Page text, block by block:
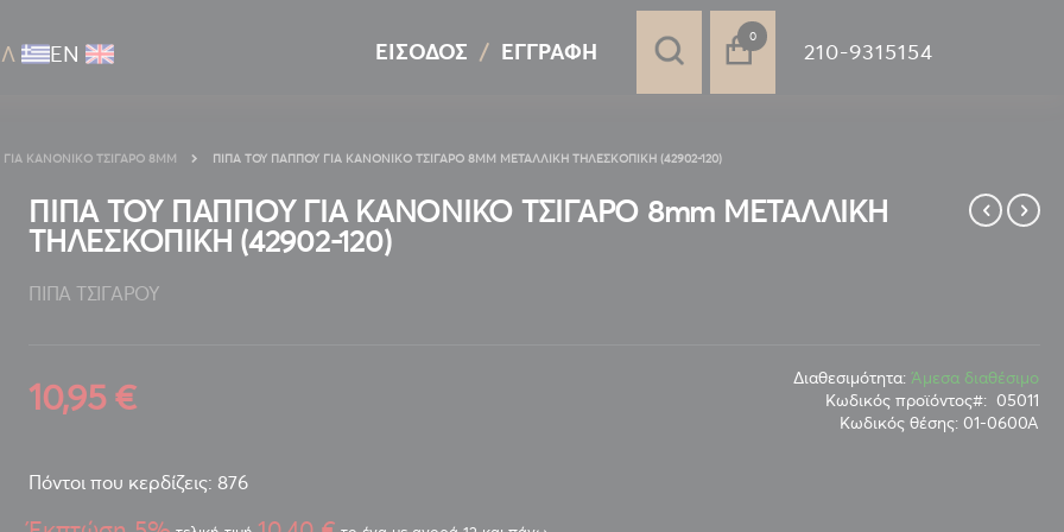
ΕΝ
0στοιχεία
ΕΊΣΟΔΟΣ ΕΓΓΡΑΦΉ 210-9315154
ΓΙΑ ΚΑΝΟΝΙΚΌ ΤΣΙΓΆΡΟ 8MM ΠΙΠΑ ΤΟΥ ΠΑΠΠΟΥ ΓΙΑ ΚΑΝΟΝΙΚΟ ΤΣΙΓΑΡΟ 8MM ΜΕΤΑΛΛΙΚΗ ΤΗΛΕΣΚΟΠΙΚΗ (42902-120)
ΠΙΠΑ ΤΟΥ ΠΑΠΠΟΥ ΓΙΑ ΚΑΝΟΝΙΚΟ ΤΣΙΓΑΡΟ 8mm ΜΕΤΑΛΛΙΚΗ
ΤΗΛΕΣΚΟΠΙΚΗ (42902-120)
ΠΙΠΑ ΤΣΙΓΑΡΟΥ
10,95 € Διαθεσιμότητα: Άμεσα διαθέσιμο
Κωδικός προϊόντος
05011
Κωδικός θέσης: 01-0600Α
Πόντοι που κερδίζεις: 876